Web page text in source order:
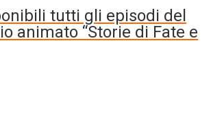
tutti gli episodi del
animato “Storie di Fate e